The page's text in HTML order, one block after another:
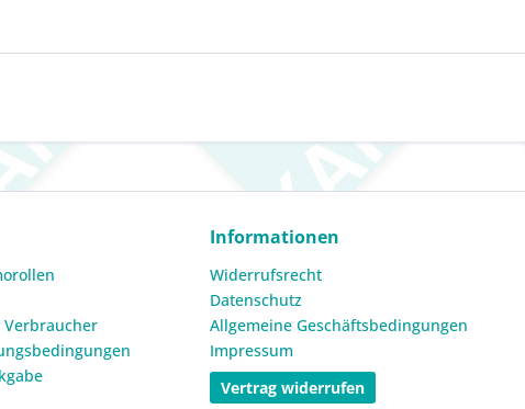
Verbraucher
Informationen
Widerrufsrecht
Datenschutz
Allgemeine Geschäftsbedingungen
Impressum
Vertrag widerrufen